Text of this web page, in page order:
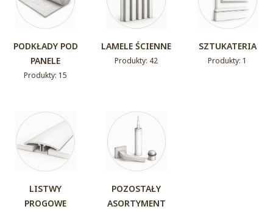
PODKŁADY POD
PANELE
Produkty: 15
LAMELE ŚCIENNE
Produkty: 42
SZTUKATERIA
Produkty: 1
LISTWY
PROGOWE
POZOSTAŁY
ASORTYMENT